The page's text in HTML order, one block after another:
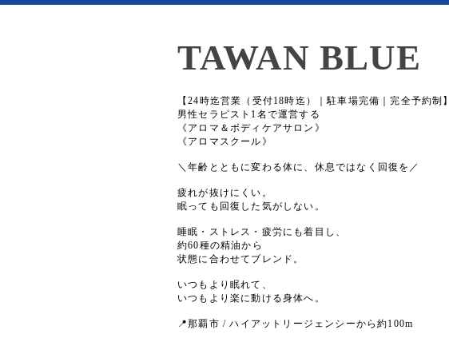
TAWAN BLUE
【24時迄営業（受付18時迄）｜駐車場完備｜完全予約制】
男性セラピスト1名で運営する
《アロマ＆ボディケアサロン》
《アロマスクール》
＼年齢とともに変わる体に、休息ではなく回復を／
疲れが抜けにくい。
眠っても回復した気がしない。
睡眠・ストレス・疲労にも着目し、
約60種の精油から
状態に合わせてブレンド。
いつもより眠れて、
いつもより楽に動ける身体へ。
📍那覇市 / ハイアットリージェンシーから約100m